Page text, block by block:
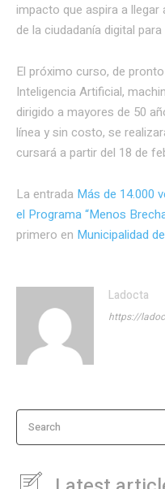
impacto que aspira a
de la ciudadanía digital
El próximo curso, de
Inteligencia Artificial,
dirigido a mayores de 50
línea y sin costo, se
cursará a partir del 18 de
La entrada Más de 14.000
el Programa “Menos
primero en Municipalidad
Ladocta
https://
Search